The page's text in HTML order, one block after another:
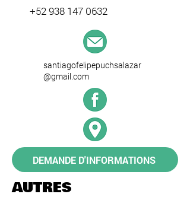
+52 938 147 0632
santiagofelipepuchsalazar
@gmail.com
DEMANDE D'INFORMATIONS
AUTRES